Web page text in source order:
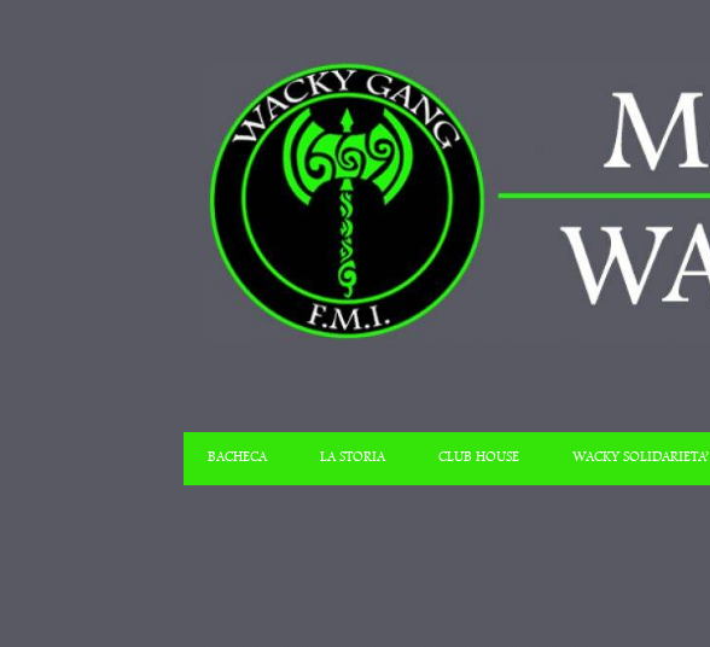
BACHECA LA STORIA CLUB HOUSE WACKY SOLIDARIETA’